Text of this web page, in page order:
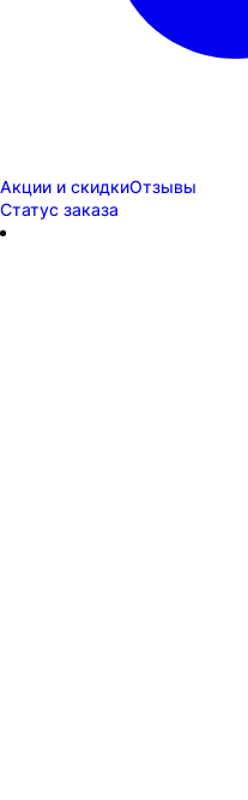
Акции и скидкиОтзывы
Статус заказа